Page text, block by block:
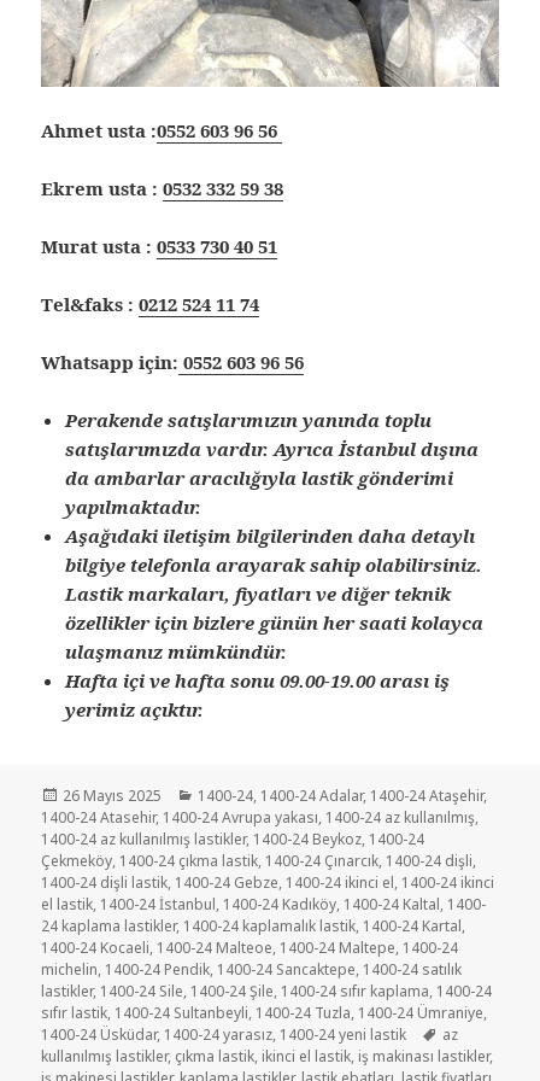
Ahmet usta :0552 603 96 56
Ekrem usta :0532 332 59 38
Murat usta :0533 730 40 51
Tel&faks :0212 524 11 74
Whatsapp için: 0552 603 96 56
Perakende satışlarımızın yanında toplu
satışlarımızda vardır. Ayrıca İstanbul dışına
da ambarlar aracılığıyla lastik gönderimi
yapılmaktadır.
Aşağıdaki iletişim bilgilerinden daha detaylı
bilgiye telefonla arayarak sahip olabilirsiniz.
Lastik markaları, fiyatları ve diğer teknik
özellikler için bizlere günün her saati kolayca
ulaşmanız mümkündür.
Hafta içi ve hafta sonu 09.00-19.00 arası iş
yerimiz açıktır.
Yayın
tarihi
26 Mayıs 2025 Kategoriler
1400-24, 1400-24 Adalar, 1400-24 Ataşehir,
1400-24 Atasehir, 1400-24 Avrupa yakası, 1400-24 az kullanılmış,
1400-24 az kullanılmış lastikler, 1400-24 Beykoz, 1400-24
Çekmeköy, 1400-24 çıkma lastik, 1400-24 Çınarcık, 1400-24 dişli,
1400-24 dişli lastik, 1400-24 Gebze, 1400-24 ikinci el, 1400-24 ikinci
el lastik, 1400-24 İstanbul, 1400-24 Kadıköy, 1400-24 Kaltal, 1400-
24 kaplama lastikler, 1400-24 kaplamalık lastik, 1400-24 Kartal,
1400-24 Kocaeli, 1400-24 Malteoe, 1400-24 Maltepe, 1400-24
michelin, 1400-24 Pendik, 1400-24 Sancaktepe, 1400-24 satılık
lastikler, 1400-24 Sile, 1400-24 Şile, 1400-24 sıfır kaplama, 1400-24
sıfır lastik, 1400-24 Sultanbeyli, 1400-24 Tuzla, 1400-24 Ümraniye,
1400-24 Üsküdar, 1400-24 yarasız, 1400-24 yeni lastik Etiketler
az
kullanılmış lastikler, çıkma lastik, ikinci el lastik, iş makinası lastikler,